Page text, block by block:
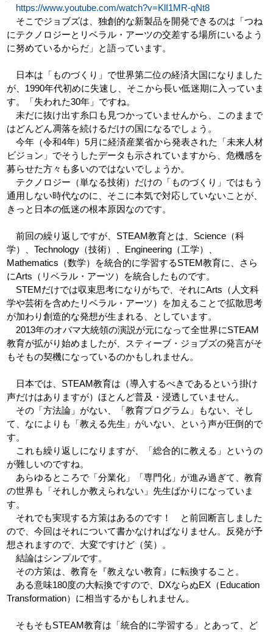
https://www.youtube.com/watch?v=KlI1MR-qNt8
そこでジョブズは、独創的な新製品を開発できるのは「つね
にテクノロジーとリベラル・アーツの交差する場所にいるよう
に努めているからだ」と語っています。
日本は「ものづくり」で世界第二位の経済大国になりました
が、1990年代初めに失速し、そこから長い低迷期に入っていま
す。「失われた30年」ですね。
未だに抜け出す糸口も見つかっていませんから、このままで
はどんどん凋落を続けるだけの国になるでしょう。
今年（令和4年）5月に経済産業省から発表された「未来人材
ビジョン」でそうしたデータも示されていますから、危機感を
募らせた方々も多いのではないでしょうか。
テクノロジー（単なる技術）だけの「ものづくり」ではもう
通用しない時代なのに、そこに本気で対応していないことが、
きっと日本の低迷の根本原因なのです。
前回の繰り返しですが、STEAM教育とは、Science（科
学）、Technology（技術）、Engineering（工学）、
Mathematics（数学）を統合的に学習するSTEM教育に、さら
にArts（リベラル・アーツ）を統合したものです。
STEMだけでは収束思考になりがちで、それにArts（人文科
学や芸術を含めたリベラル・アーツ）を加えることで拡散思考
が加わり創造的な発想が生まれる、としています。
2013年のオバマ大統領の演説が元になって全世界にSTEAM
教育が拡がり始めましたが、スティーブ・ジョブズの発言がそ
もそもの契機になっているのかもしれません。
日本では、STEAM教育は（導入するべきであるという掛け
声だけはありますが）ほとんど普及・浸透していません。
その「方法論」がない、「教育プログラム」もない、そし
て、なによりも「教える先生」がいない、という声が圧倒的で
す。
これも繰り返しになりますが、「総合的に教える」というの
が難しいのですね。
あらゆるところで「分業化」「専門化」が進み過ぎて、教育
の世界も「それしか教えられない」先生ばかりになっていま
す。
それでも実現する方策はあるのです！ と前回断言しました
ので、今回はそれについて書かなければなりません。反発が予
想されますので、大変ですけど（笑）。
結論はシンプルです。
その方策は、教育を『教えない教育』に転換すること。
ある意味180度の大転換ですので、DXならぬEX（Education
Transformation）に相当するかもしれません。
そもそもSTEAM教育は「統合的に学習する」とあって、ど